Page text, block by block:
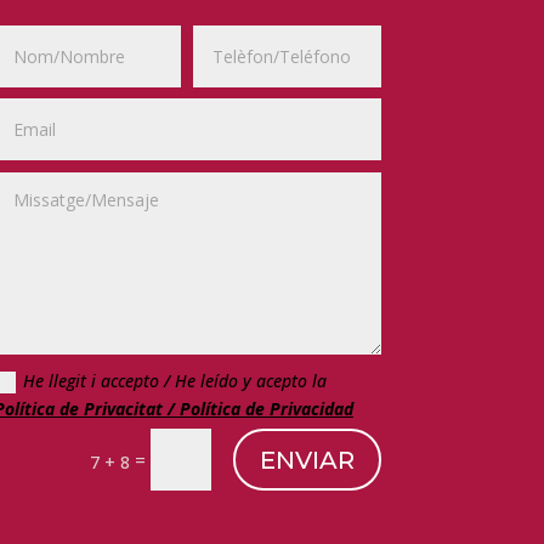
He llegit i accepto / He leído y acepto la
de Privacitat / Política de Privacidad
7 + 8 = ENVIAR